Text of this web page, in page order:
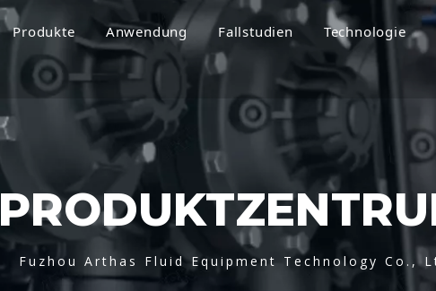
Produkte Anwendung Fallstudien Technologie
Fuzhou Arthas Fluid Equipment Technology Co.,